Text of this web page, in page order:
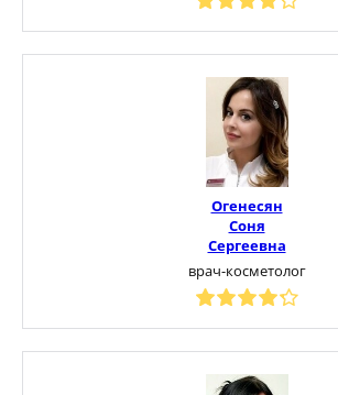
Огенесян
Соня
Сергеевна
врач-косметолог